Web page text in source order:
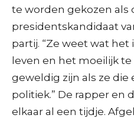
te worden gekozen als
presidentskandidaat
partij. “Ze weet wat
leven en het moeilijk
geweldig zijn als ze
politiek.” De rapper en
elkaar al een tijdje.